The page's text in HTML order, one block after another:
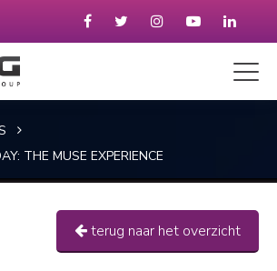
THE MUSE EXPERIENCE
terug naar het overzicht